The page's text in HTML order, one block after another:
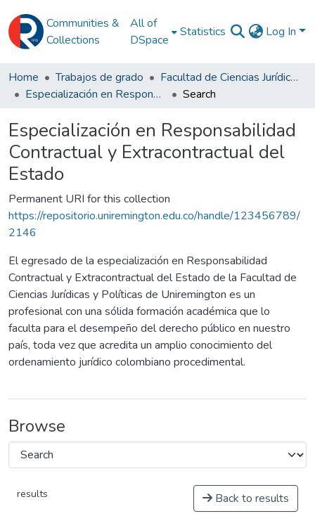
Communities &
Collections
All of
DSpace
Statistics Log In
Home Trabajos de grado
Facultad de Ciencias Jurídicas y Políticas
Especialización en Responsabilidad Contractual y Extracontractual del Estado
Search
Especialización en Responsabilidad
Contractual y Extracontractual del
Estado
Permanent URI for this collection
https://repositorio.uniremington.edu.co/handle/123456789/
2146
El egresado de la especialización en Responsabilidad
Contractual y Extracontractual del Estado de la Facultad de
Ciencias Jurídicas y Políticas de Uniremington es un
profesional con una sólida formación académica que lo
faculta para el desempeño del derecho público en nuestro
país, toda vez que acredita un amplio conocimiento del
ordenamiento jurídico colombiano procedimental.
Browse
results Back to results